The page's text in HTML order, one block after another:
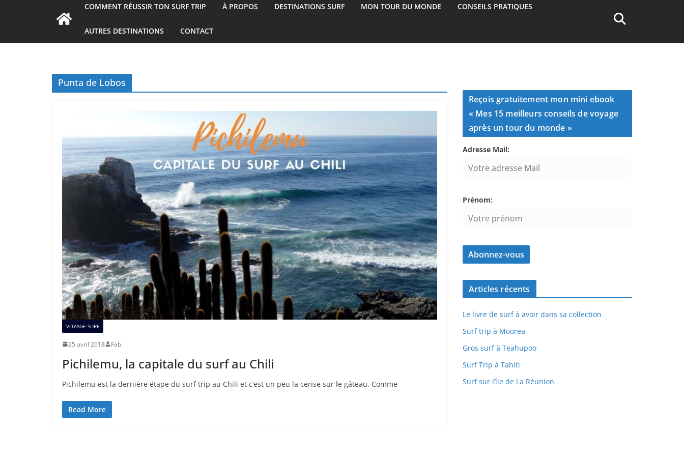
COMMENT RÉUSSIR TON SURF TRIP À PROPOS DESTINATIONS SURF MON TOUR DU MONDE CONSEILS PRATIQUES
AUTRES DESTINATIONS CONTACT
Punta de Lobos
VOYAGE SURF
25 avril 2018 Fab
Pichilemu, la capitale du surf au Chili
Pichilemu est la dernière étape du surf trip au Chili et c’est un peu la cerise sur le gâteau. Comme
Read More
Reçois gratuitement mon mini ebook
« Mes 15 meilleurs conseils de voyage
après un tour du monde »
Adresse Mail:
Prénom:
Articles récents
Le livre de surf à avoir dans sa collection
Surf trip à Moorea
Gros surf à Teahupoo
Surf Trip à Tahiti
Surf sur l’île de La Réunion